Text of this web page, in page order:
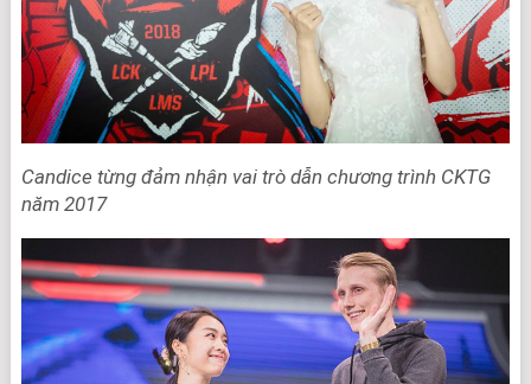
Candice từng đảm nhận vai trò dẫn chương trình CKTG
năm 2017